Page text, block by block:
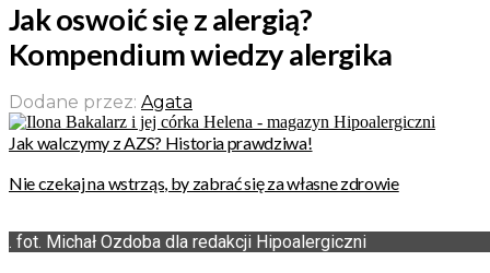
Jak oswoić się z alergią?
Kompendium wiedzy alergika
Dodane przez: Agata
Jak walczymy z AZS? Historia prawdziwa!
Nie czekaj na wstrząs, by zabrać się za własne zdrowie
. fot. Michał Ozdoba dla redakcji Hipoalergiczni